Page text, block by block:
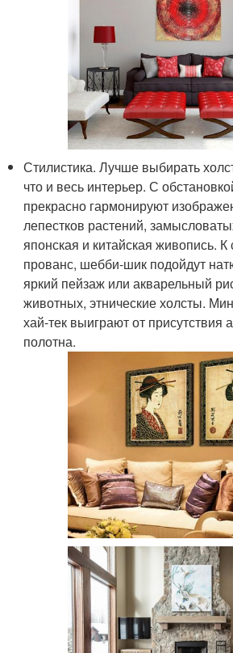
Стилистика. Лучше выбирать
что и весь интерьер. С
прекрасно гармонируют
лепестков растений,
японская и китайская живопись. К
прованс, шебби-шик подойдут
яркий пейзаж или акварельный
животных, этнические холсты.
хай-тек выиграют от присутствия
полотна.